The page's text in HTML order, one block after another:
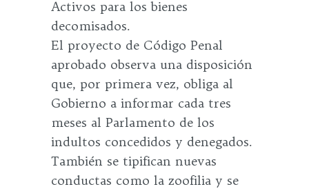
Activos para los bienes
decomisados.
El proyecto de Código Penal
aprobado observa una disposición
que, por primera vez, obliga al
Gobierno a informar cada tres
meses al Parlamento de los
indultos concedidos y denegados.
También se tipifican nuevas
conductas como la zoofilia y se